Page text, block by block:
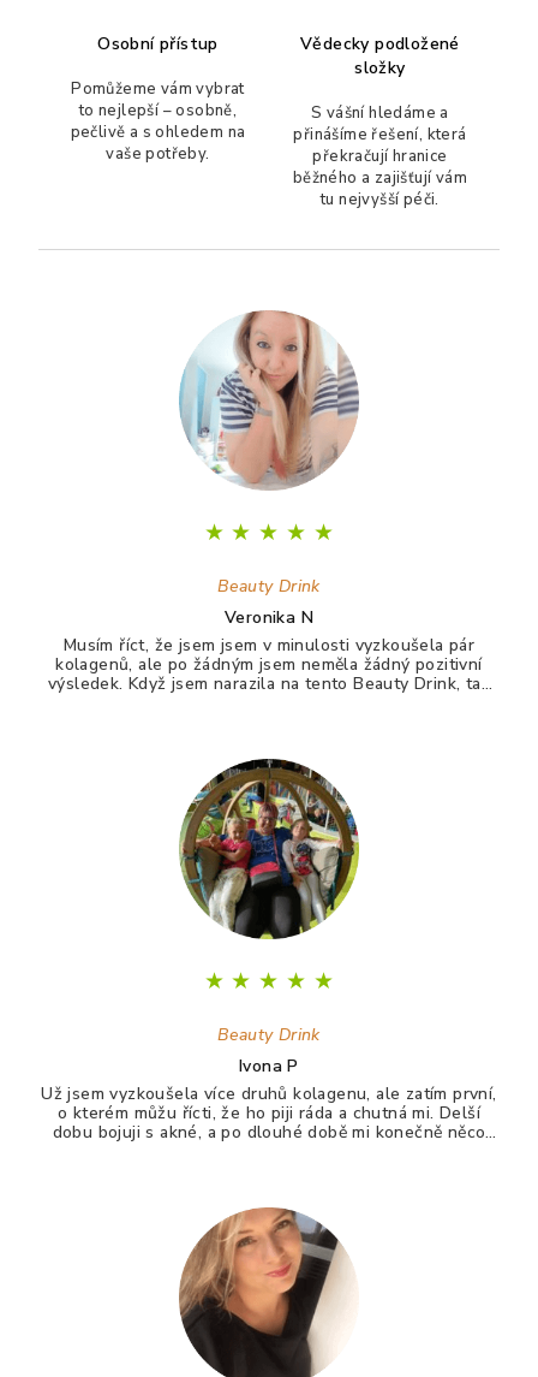
Osobní přístup
Pomůžeme vám vybrat
to nejlepší – osobně,
pečlivě a s ohledem na
vaše potřeby.
Vědecky podložené
složky
S vášní hledáme a
přinášíme řešení, která
překračují hranice
běžného a zajišťují vám
tu nejvyšší péči.
★ ★ ★ ★ ★
Beauty Drink
Veronika N
Musím říct, že jsem jsem v minulosti vyzkoušela pár
kolagenů, ale po žádným jsem neměla žádný pozitivní
výsledek. Když jsem narazila na tento Beauty Drink, tak
★ ★ ★ ★ ★
Beauty Drink
Ivona P
Už jsem vyzkoušela více druhů kolagenu, ale zatím první,
o kterém můžu řícti, že ho piji ráda a chutná mi. Delší
dobu bojuji s akné, a po dlouhé době mi konečně něco